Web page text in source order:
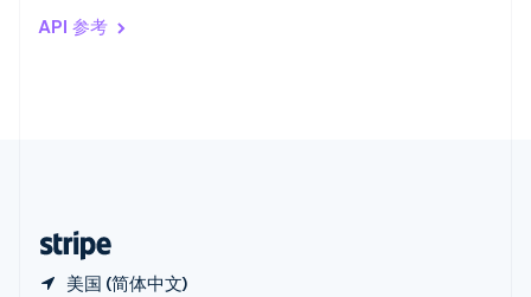
API 参考
美国 (简体中文)
印度
English